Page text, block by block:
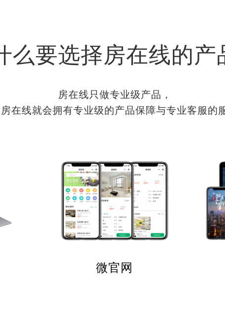
么要选择房在线的产
房在线只做专业级产品，
在线就会拥有专业级的产品保障与专业客服的
微官网